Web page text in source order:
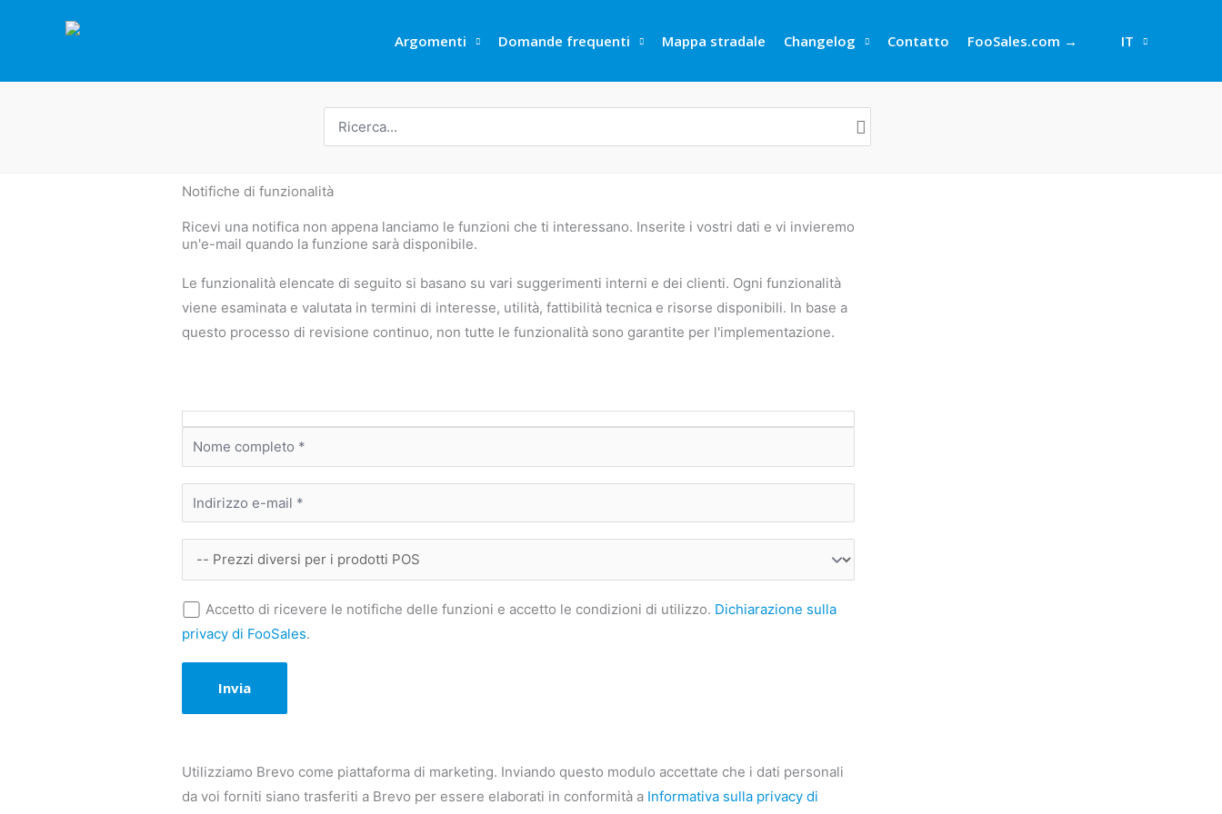
Argomenti Domande frequenti Mappa stradale Changelog Contatto FooSales.com → IT
per:
Notifiche di funzionalità
Ricevi una notifica non appena lanciamo le funzioni che ti interessano. Inserite i vostri dati e vi invieremo
un'e-mail quando la funzione sarà disponibile.
Le funzionalità elencate di seguito si basano su vari suggerimenti interni e dei clienti. Ogni funzionalità
viene esaminata e valutata in termini di interesse, utilità, fattibilità tecnica e risorse disponibili. In base a
questo processo di revisione continuo, non tutte le funzionalità sono garantite per l'implementazione.
Accetto di ricevere le notifiche delle funzioni e accetto le condizioni di utilizzo. Dichiarazione sulla
privacy di FooSales.
Utilizziamo Brevo come piattaforma di marketing. Inviando questo modulo accettate che i dati personali
da voi forniti siano trasferiti a Brevo per essere elaborati in conformità a Informativa sulla privacy di